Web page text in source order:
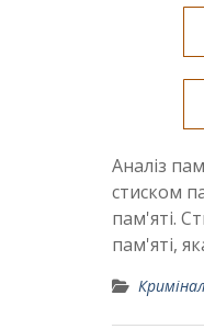
Аналіз
стиском
пам'яті.
пам'яті,